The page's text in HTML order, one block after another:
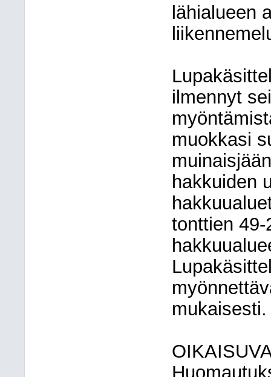
lähialueen
ilmennyt
muokkasi
hakkuiden
tonttien 49-
mukaisesti.